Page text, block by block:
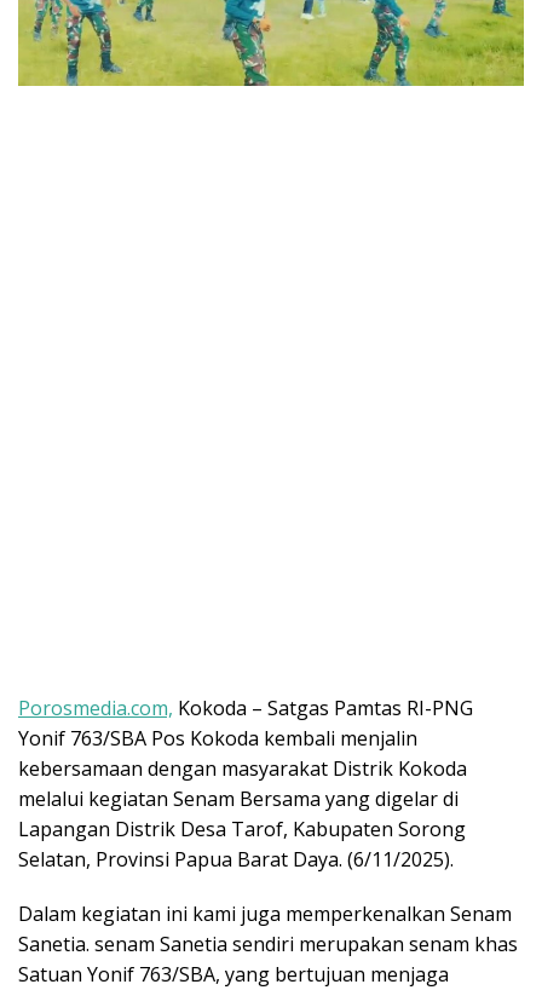
Porosmedia.com, Kokoda – Satgas Pamtas RI-PNG
Yonif 763/SBA Pos Kokoda kembali menjalin
kebersamaan dengan masyarakat Distrik Kokoda
melalui kegiatan Senam Bersama yang digelar di
Lapangan Distrik Desa Tarof, Kabupaten Sorong
Selatan, Provinsi Papua Barat Daya. (6/11/2025).
Dalam kegiatan ini kami juga memperkenalkan Senam
Sanetia. senam Sanetia sendiri merupakan senam khas
Satuan Yonif 763/SBA, yang bertujuan menjaga